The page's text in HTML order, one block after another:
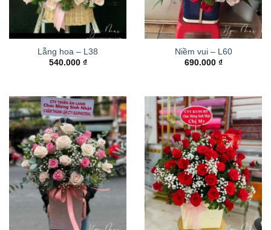
Lẵng hoa – L38
540.000 ₫
Niềm vui – L60
690.000 ₫